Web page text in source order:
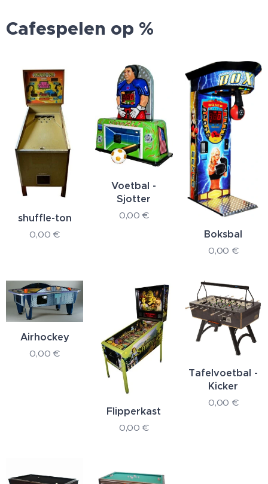
Cafespelen op %
shuffle-ton
0,00 €
Voetbal -
Sjotter
0,00 €
Boksbal
0,00 €
Airhockey
0,00 €
Flipperkast
0,00 €
Tafelvoetbal -
Kicker
0,00 €